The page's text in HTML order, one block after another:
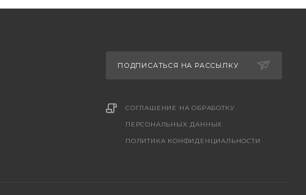
ПОДПИСАТЬСЯ НА РАССЫЛКУ
СОГЛАШЕНИЕ НА ОБРАБОТКУ
ПЕРСОНАЛЬНЫХ ДАННЫХ
ПОЛИТИКА КОНФИДЕНЦИАЛЬНОСТИ